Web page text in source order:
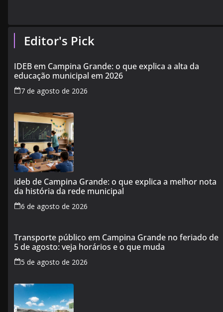
Editor's Pick
IDEB em Campina Grande: o que explica a alta da
educação municipal em 2026
7 de agosto de 2026
ideb de Campina Grande: o que explica a melhor nota
da história da rede municipal
6 de agosto de 2026
Transporte público em Campina Grande no feriado de
5 de agosto: veja horários e o que muda
5 de agosto de 2026